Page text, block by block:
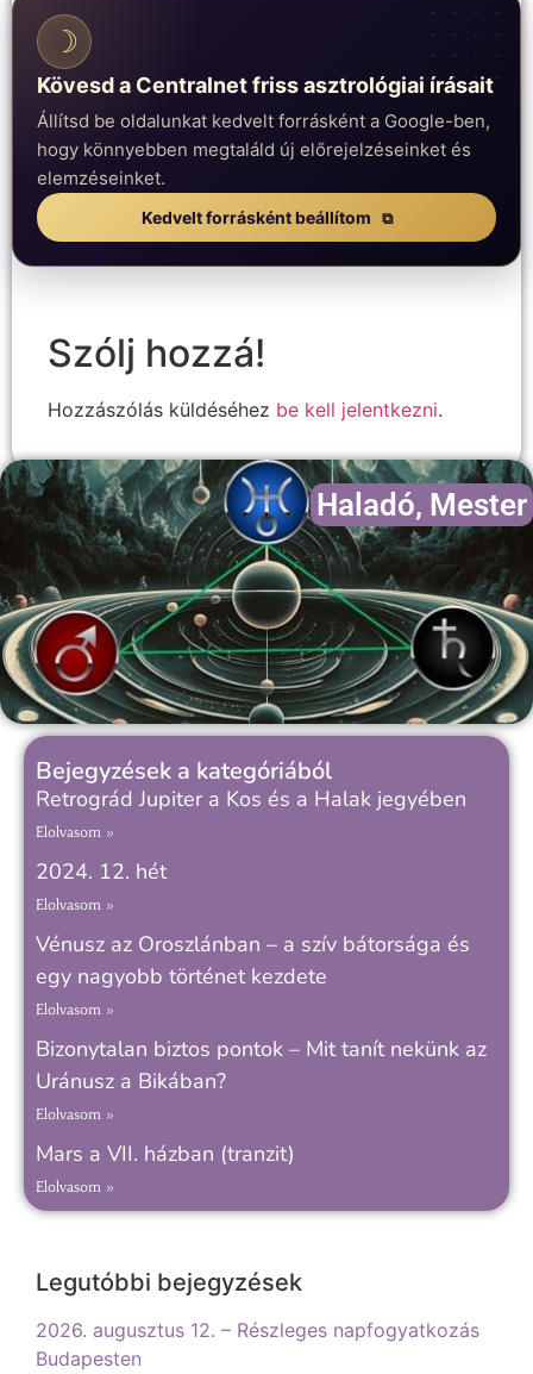
☽
Kövesd a Centralnet friss asztrológiai írásait
Állítsd be oldalunkat kedvelt forrásként a Google-ben,
hogy könnyebben megtaláld új előrejelzéseinket és
elemzéseinket.
Kedvelt forrásként beállítom
Szólj hozzá!
Hozzászólás küldéséhez be kell jelentkezni.
Haladó, Mester
Bejegyzések a kategóriából
Retrográd Jupiter a Kos és a Halak jegyében
Elolvasom »
2024. 12. hét
Elolvasom »
Vénusz az Oroszlánban – a szív bátorsága és
egy nagyobb történet kezdete
Elolvasom »
Bizonytalan biztos pontok – Mit tanít nekünk az
Uránusz a Bikában?
Elolvasom »
Mars a VII. házban (tranzit)
Elolvasom »
Legutóbbi bejegyzések
2026. augusztus 12. – Részleges napfogyatkozás
Budapesten